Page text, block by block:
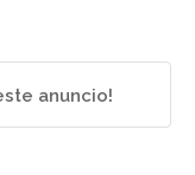
anuncio!